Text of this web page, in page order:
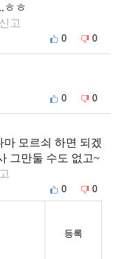
ㅎㅎ
신고
0 0
0 0
모르쇠 하면 되겠
그만둘 수도 없고~
0 0
등록